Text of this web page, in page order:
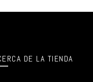
DE LA TIENDA